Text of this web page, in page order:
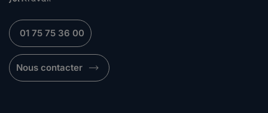
01 75 75 36 00
Nous contacter